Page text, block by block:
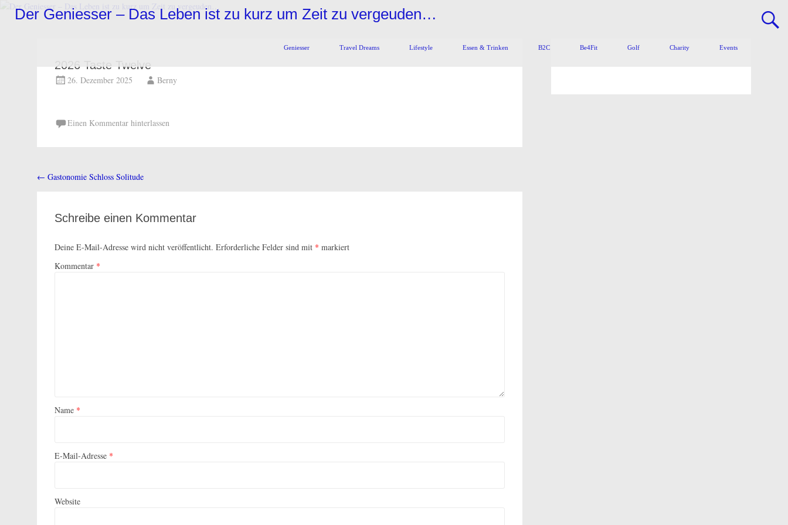
Zum
InhaltDer Geniesser – Das Leben ist zu kurz um Zeit zu vergeuden…
Geniesser Travel Dreams Lifestyle Essen & Trinken B2C Be4Fit Golf Charity Events
2026 Taste Twelve
26. Dezember 2025 Berny
Einen Kommentar hinterlassen
Beitragsnavigation
← Gastonomie Schloss Solitude
Schreibe einen Kommentar
Deine E-Mail-Adresse wird nicht veröffentlicht. Erforderliche Felder sind mit * markiert
Kommentar *
Name *
E-Mail-Adresse *
Website